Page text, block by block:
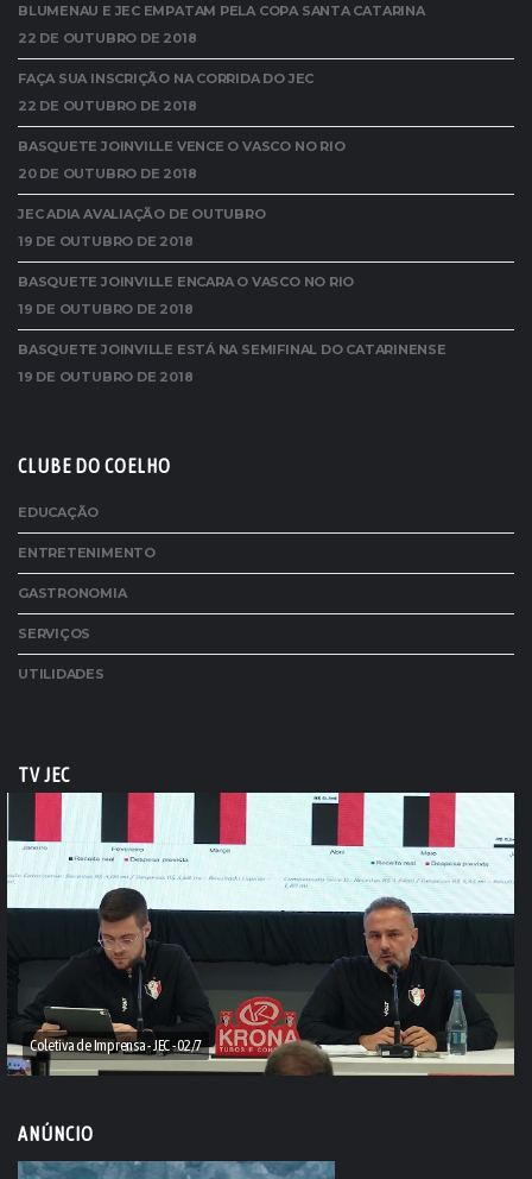
BLUMENAU E JEC EMPATAM PELA COPA SANTA CATARINA
22 DE OUTUBRO DE 2018
FAÇA SUA INSCRIÇÃO NA CORRIDA DO JEC
22 DE OUTUBRO DE 2018
BASQUETE JOINVILLE VENCE O VASCO NO RIO
20 DE OUTUBRO DE 2018
JEC ADIA AVALIAÇÃO DE OUTUBRO
19 DE OUTUBRO DE 2018
BASQUETE JOINVILLE ENCARA O VASCO NO RIO
19 DE OUTUBRO DE 2018
BASQUETE JOINVILLE ESTÁ NA SEMIFINAL DO CATARINENSE
19 DE OUTUBRO DE 2018
CLUBE DO COELHO
EDUCAÇÃO
ENTRETENIMENTO
GASTRONOMIA
SERVIÇOS
UTILIDADES
TV JEC
Coletiva de Imprensa - JEC - 02/7
ANÚNCIO